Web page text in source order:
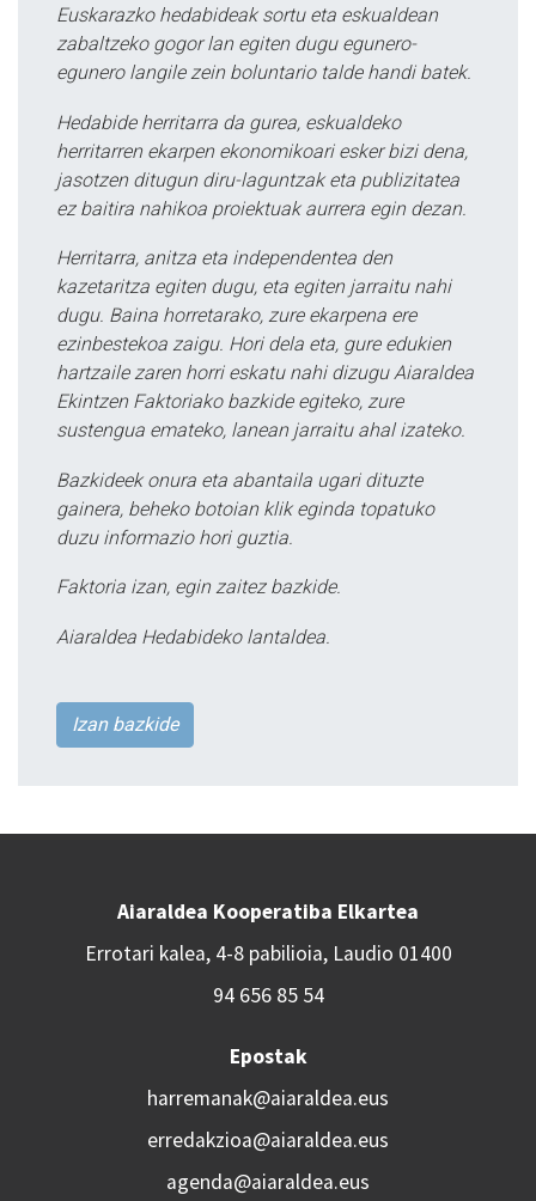
Euskarazko hedabideak sortu eta eskualdean
zabaltzeko gogor lan egiten dugu egunero-
egunero langile zein boluntario talde handi batek.
Hedabide herritarra da gurea, eskualdeko
herritarren ekarpen ekonomikoari esker bizi dena,
jasotzen ditugun diru-laguntzak eta publizitatea
ez baitira nahikoa proiektuak aurrera egin dezan.
Herritarra, anitza eta independentea den
kazetaritza egiten dugu, eta egiten jarraitu nahi
dugu. Baina horretarako, zure ekarpena ere
ezinbestekoa zaigu. Hori dela eta, gure edukien
hartzaile zaren horri eskatu nahi dizugu Aiaraldea
Ekintzen Faktoriako bazkide egiteko, zure
sustengua emateko, lanean jarraitu ahal izateko.
Bazkideek onura eta abantaila ugari dituzte
gainera, beheko botoian klik eginda topatuko
duzu informazio hori guztia.
Faktoria izan, egin zaitez bazkide.
Aiaraldea Hedabideko lantaldea.
Izan bazkide
Aiaraldea Kooperatiba Elkartea
Errotari kalea, 4-8 pabilioia, Laudio 01400
94 656 85 54
Epostak
harremanak@aiaraldea.eus
erredakzioa@aiaraldea.eus
agenda@aiaraldea.eus